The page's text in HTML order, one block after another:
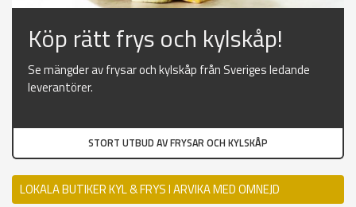
Köp rätt frys och kylskåp!
Se mängder av frysar och kylskåp från Sveriges ledande
leverantörer.
STORT UTBUD AV FRYSAR OCH KYLSKÅP
LOKALA BUTIKER KYL & FRYS I ARVIKA MED OMNEJD